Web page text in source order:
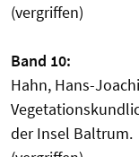
(vergriffen)
Band 10:
Hahn, Hans-
der Insel Baltrum.